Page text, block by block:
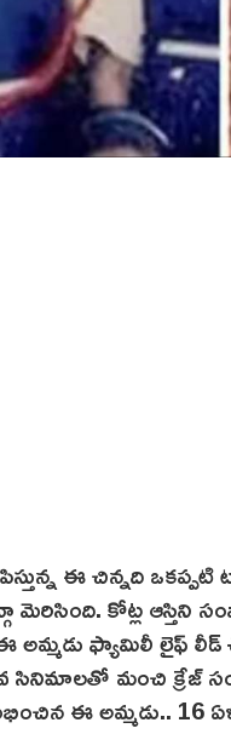
ఈ చిన్నది
కోట్ల ఆస్తిని
ఫ్యామిలీ లైఫ్ లీడ్
మంచి క్రేజ్
ఈ అమ్మడు.. 16